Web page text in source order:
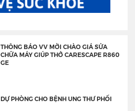
THÔNG BÁO VV MỜI CHÀO GIÁ SỬA
CHỮA MÁY GIÚP THỞ CARESCAPE R860
GE
DỰ PHÒNG CHO BỆNH UNG THƯ PHỔI